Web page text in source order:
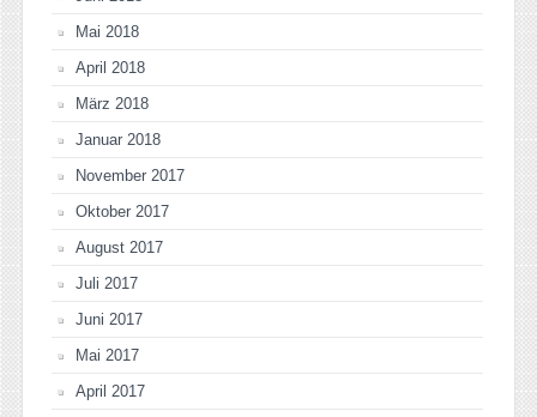
Mai 2018
April 2018
März 2018
Januar 2018
November 2017
Oktober 2017
August 2017
Juli 2017
Juni 2017
Mai 2017
April 2017